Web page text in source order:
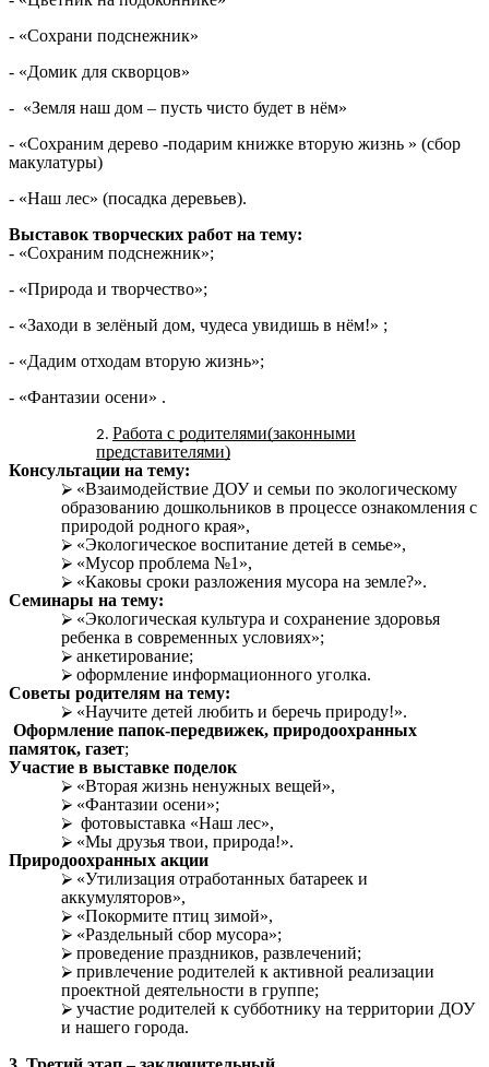
- «Сохрани подснежник»
- «Домик для скворцов»
- «Земля наш дом – пусть чисто будет в нём»
- «Сохраним дерево -подарим книжке вторую жизнь » (сбор
макулатуры)
- «Наш лес» (посадка деревьев).
Выставок творческих работ на тему:
- «Сохраним подснежник»;
- «Природа и творчество»;
- «Заходи в зелёный дом, чудеса увидишь в нём!» ;
- «Дадим отходам вторую жизнь»;
- «Фантазии осени» .
Работа с родителями(законными
представителями)
Консультации на тему:
«Взаимодействие ДОУ и семьи по экологическому
образованию дошкольников в процессе ознакомления с
природой родного края»,
«Экологическое воспитание детей в семье»,
«Мусор проблема №1»,
«Каковы сроки разложения мусора на земле?».
Семинары на тему:
«Экологическая культура и сохранение здоровья
ребенка в современных условиях»;
анкетирование;
оформление информационного уголка.
Советы родителям на тему:
«Научите детей любить и беречь природу!».
Оформление папок-передвижек, природоохранных
памяток, газет;
Участие в выставке поделок
«Вторая жизнь ненужных вещей»,
«Фантазии осени»;
фотовыставка «Наш лес»,
«Мы друзья твои, природа!».
Природоохранных акции
«Утилизация отработанных батареек и
аккумуляторов»,
«Покормите птиц зимой»,
«Раздельный сбор мусора»;
проведение праздников, развлечений;
привлечение родителей к активной реализации
проектной деятельности в группе;
участие родителей к субботнику на территории ДОУ
и нашего города.